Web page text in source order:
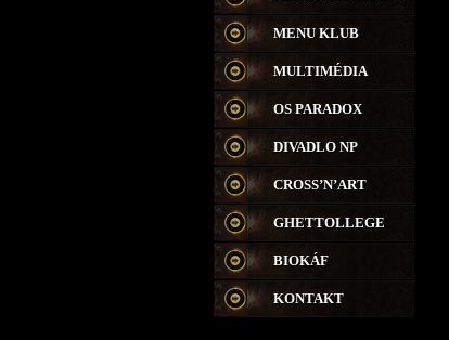
MENU KLUB
MULTIMÉDIA
OS PARADOX
DIVADLO NP
CROSS’N’ART
GHETTOLLEGE
BIOKÁF
KONTAKT